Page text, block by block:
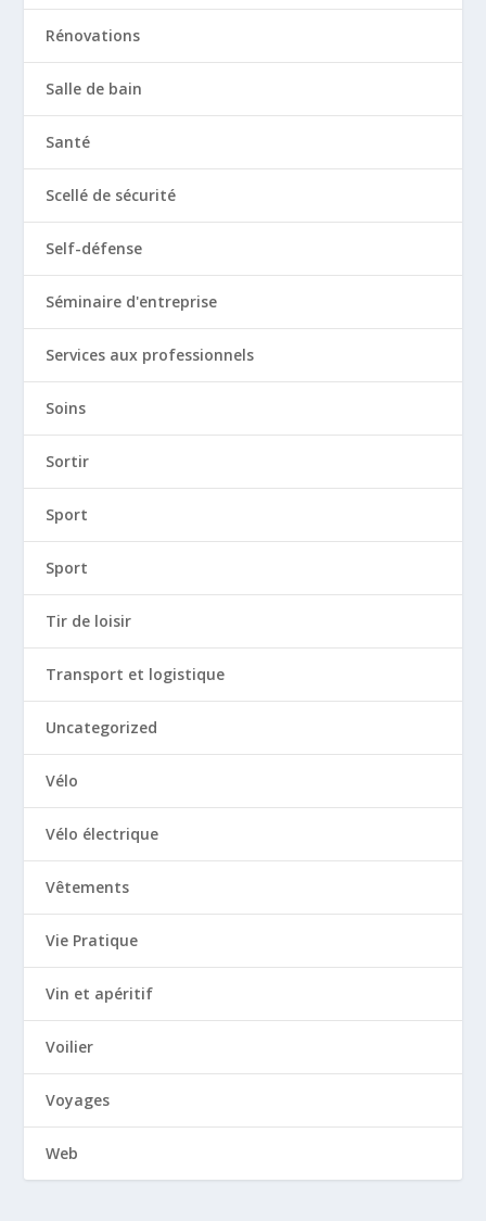
Rénovations
Salle de bain
Santé
Scellé de sécurité
Self-défense
Séminaire d'entreprise
Services aux professionnels
Soins
Sortir
Sport
Sport
Tir de loisir
Transport et logistique
Uncategorized
Vélo
Vélo électrique
Vêtements
Vie Pratique
Vin et apéritif
Voilier
Voyages
Web